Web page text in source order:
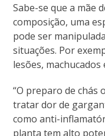
Sabe-se que a mãe
composição, uma
pode ser
situações. Por
lesões, machucados
“O preparo de chás
tratar dor de
como anti-
planta tem alto